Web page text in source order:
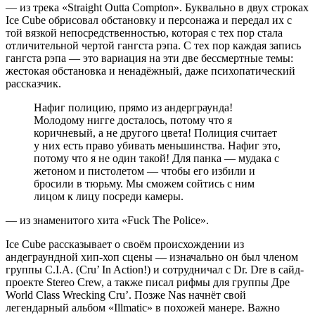
— из трека «Straight Outta Compton». Буквально в двух строках
Ice Cube обрисовал обстановку и персонажа и передал их с
той вязкой непосредственностью, которая с тех пор стала
отличительной чертой гангста рэпа. С тех пор каждая запись
гангста рэпа — это вариация на эти две бессмертные темы:
жестокая обстановка и ненадёжный, даже психопатический
рассказчик.
Нафиг полицию, прямо из андерграунда!
Молодому нигге досталось, потому что я
коричневый, а не другого цвета! Полиция считает
у них есть право убивать меньшинства. Нафиг это,
потому что я не один такой! Для панка — мудака с
жетоном и пистолетом — чтобы его избили и
бросили в тюрьму. Мы сможем сойтись с ним
лицом к лицу посреди камеры.
— из знаменитого хита «Fuck The Police».
Ice Cube рассказывает о своём происхождении из
андеграундной хип-хоп сцены — изначально он был членом
группы C.I.A. (Cru’ In Action!) и сотрудничал с Dr. Dre в сайд-
проекте Stereo Crew, а также писал рифмы для группы Дре
World Class Wrecking Cru’. Позже Nas начнёт свой
легендарный альбом «Illmatic» в похожей манере. Важно